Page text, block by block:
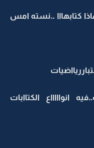
كتابهااا ..نسته امس
انواااااع الكتاابات